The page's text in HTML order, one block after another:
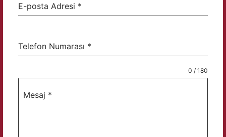
E-posta Adresi *
Telefon Numarası *
Mesaj *
0 / 180